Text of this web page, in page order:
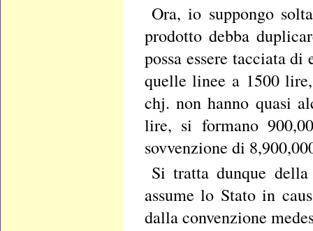
Ora, io suppongo
prodotto debba
possa essere tacciata
quelle linee a 1500
chj. non hanno quasi
lire, si formano
sovvenzione di
Si tratta dunque
assume lo Stato in
dalla convenzione